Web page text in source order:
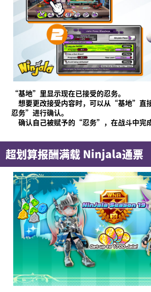
“基地”里显示现在已接受的忍务。
想要更改接受内容时，可以从“基地”直
忍务”进行确认。
确认自己被赋予的“忍务”，在战斗中完成
超划算报酬满载 Ninjala通票